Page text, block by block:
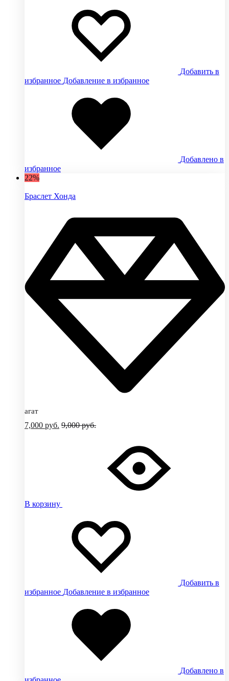
Добавить в
избранное Добавление в избранное
Добавлено в
избранное
22%
Браслет Хонда
агат
7,000 руб. 9,000руб.
В корзину
Добавить в
избранное Добавление в избранное
Добавлено в